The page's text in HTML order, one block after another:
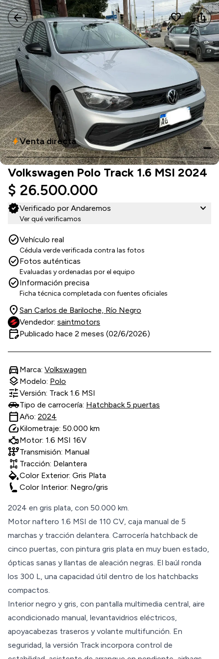
arrow_back favorite ios_share
boltVenta directa
Volkswagen Polo Track 1.6 MSI 2024
$ 26.500.000
verifiedVerificado por Andaremos
Ver qué verificamos
expand_more
check_circleVehículo real
Cédula verde verificada contra las fotos
check_circleFotos auténticas
Evaluadas y ordenadas por el equipo
check_circleInformación precisa
Ficha técnica completada con fuentes oficiales
location_on San Carlos de Bariloche, Río Negro
Vendedor: saintmotors
edit_calendarPublicado hace 2 meses (02/6/2026)
directions_car Marca: Volkswagen
layers Modelo: Polo
tuneVersión: Track 1.6 MSI
Tipo de carrocería: Hatchback 5 puertas
calendar_todayAño: 2024
speedKilometraje: 50.000 km
Motor: 1.6 MSI 16V
auto_transmissionTransmisión: Manual
Tracción: Delantera
colorsColor Exterior: Gris Plata
Color Interior: Negro/gris
2024 en gris plata, con 50.000 km.
Motor naftero 1.6 MSI de 110 CV, caja manual de 5
marchas y tracción delantera. Carrocería hatchback de
cinco puertas, con pintura gris plata en muy buen estado,
ópticas sanas y llantas de aleación negras. El baúl ronda
los 300 L, una capacidad útil dentro de los hatchbacks
compactos.
Interior negro y gris, con pantalla multimedia central, aire
acondicionado manual, levantavidrios eléctricos,
apoyacabezas traseros y volante multifunción. En
seguridad, la versión Track incorpora control de